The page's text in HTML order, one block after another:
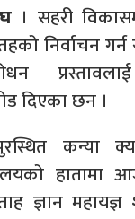
। सहरी
निर्वाचन
दिएका छन ।
कन्या
ज्ञान